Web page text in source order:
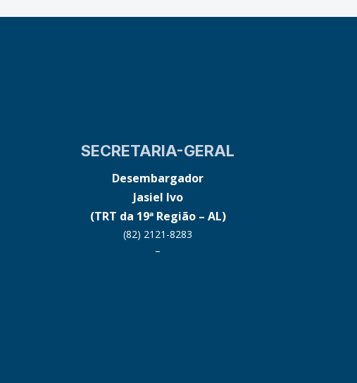
SECRETARIA-GERAL
Desembargador
Jasiel Ivo
(TRT da 19ª Região – AL)
(82) 2121-8283
–